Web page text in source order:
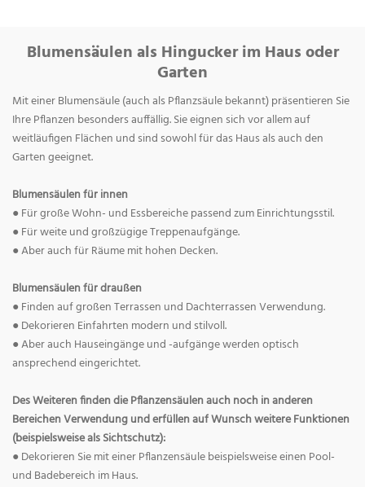
Blumensäulen als Hingucker im Haus oder
Garten
Mit einer Blumensäule (auch als Pflanzsäule bekannt) präsentieren Sie
Ihre Pflanzen besonders auffällig. Sie eignen sich vor allem auf
weitläufigen Flächen und sind sowohl für das Haus als auch den
Garten geeignet.
Blumensäulen für innen
● Für große Wohn- und Essbereiche passend zum Einrichtungsstil.
● Für weite und großzügige Treppenaufgänge.
● Aber auch für Räume mit hohen Decken.
Blumensäulen für draußen
● Finden auf großen Terrassen und Dachterrassen Verwendung.
● Dekorieren Einfahrten modern und stilvoll.
● Aber auch Hauseingänge und -aufgänge werden optisch
ansprechend eingerichtet.
Des Weiteren finden die Pflanzensäulen auch noch in anderen
Bereichen Verwendung und erfüllen auf Wunsch weitere Funktionen
(beispielsweise als Sichtschutz):
● Dekorieren Sie mit einer Pflanzensäule beispielsweise einen Pool-
und Badebereich im Haus.